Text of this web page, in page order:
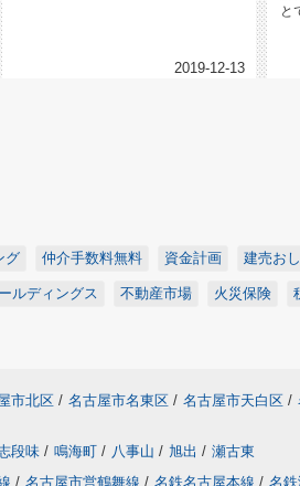
2019-12-13
と
グ 仲介手数料無料 資金計画 建売お
ルディングス 不動産市場 火災保険
市北区 / 名古屋市名東区 / 名古屋市天白区 /
段味 / 鳴海町 / 八事山 / 旭出 / 瀬古東
/ 名古屋市営鶴舞線 / 名鉄名古屋本線 / 名